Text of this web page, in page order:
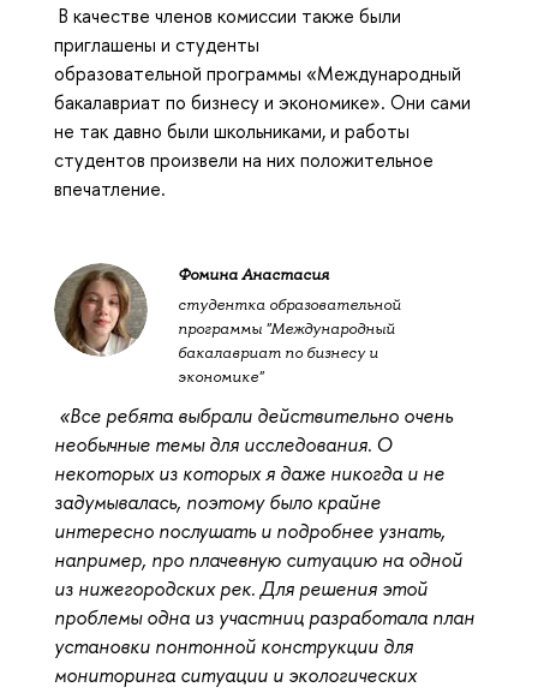
В качестве членов комиссии также были
приглашены и студенты
образовательной программы «Международный
бакалавриат по бизнесу и экономике». Они сами
не так давно были школьниками, и работы
студентов произвели на них положительное
впечатление.
Фомина Анастасия
студентка образовательной
программы "Международный
бакалавриат по бизнесу и
экономике"
«Все ребята выбрали действительно очень
необычные темы для исследования. О
некоторых из которых я даже никогда и не
задумывалась, поэтому было крайне
интересно послушать и подробнее узнать,
например, про плачевную ситуацию на одной
из нижегородских рек. Для решения этой
проблемы одна из участниц разработала план
установки понтонной конструкции для
мониторинга ситуации и экологических